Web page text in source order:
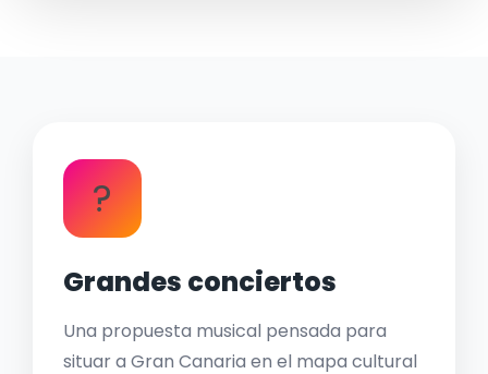
?
Grandes conciertos
Una propuesta musical pensada para
situar a Gran Canaria en el mapa cultural